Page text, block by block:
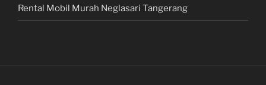
Rental Mobil Murah Neglasari Tangerang